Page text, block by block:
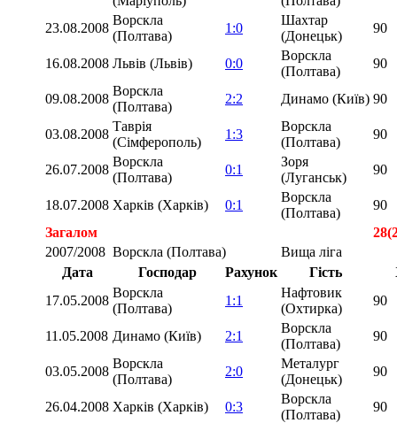
23.08.2008
Ворскла
(Полтава)
1:0
Шахтар
(Донецьк)
90
16.08.2008 Львів (Львів) 0:0
Ворскла
(Полтава)
90
09.08.2008
Ворскла
(Полтава)
2:2 Динамо (Київ) 90
03.08.2008
Таврія
(Сімферополь)
1:3
Ворскла
(Полтава)
90
26.07.2008
Ворскла
(Полтава)
0:1
Зоря
(Луганськ)
90
18.07.2008 Харків (Харків) 0:1
Ворскла
(Полтава)
90
Загалом
2007/2008 Ворскла (Полтава)
Вища ліга
Дата
Господар Рахунок Гість
17.05.2008
Ворскла
(Полтава)
1:1
Нафтовик
(Охтирка)
90
11.05.2008 Динамо (Київ) 2:1
Ворскла
(Полтава)
90
03.05.2008
Ворскла
(Полтава)
2:0
Металург
(Донецьк)
90
26.04.2008 Харків (Харків) 0:3
Ворскла
(Полтава)
90